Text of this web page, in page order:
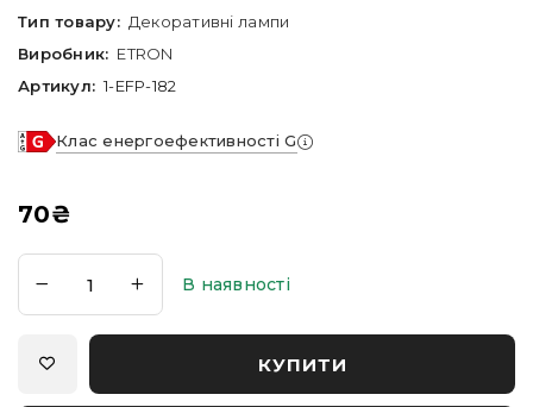
Тип товару: Декоративні лампи
Виробник: ETRON
Артикул: 1-EFP-182
Клас енергоефективності G
70₴
В наявності
КУПИТИ